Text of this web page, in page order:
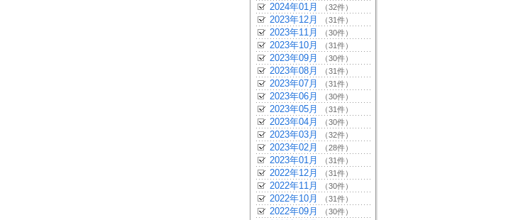
2024年01月 （32件）
2023年12月 （31件）
2023年11月 （30件）
2023年10月 （31件）
2023年09月 （30件）
2023年08月 （31件）
2023年07月 （31件）
2023年06月 （30件）
2023年05月 （31件）
2023年04月 （30件）
2023年03月 （32件）
2023年02月 （28件）
2023年01月 （31件）
2022年12月 （31件）
2022年11月 （30件）
2022年10月 （31件）
2022年09月 （30件）